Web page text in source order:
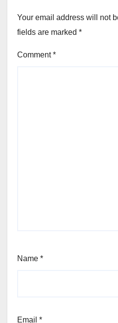
Your email address will not
fields are marked *
Comment*
Name *
Email *